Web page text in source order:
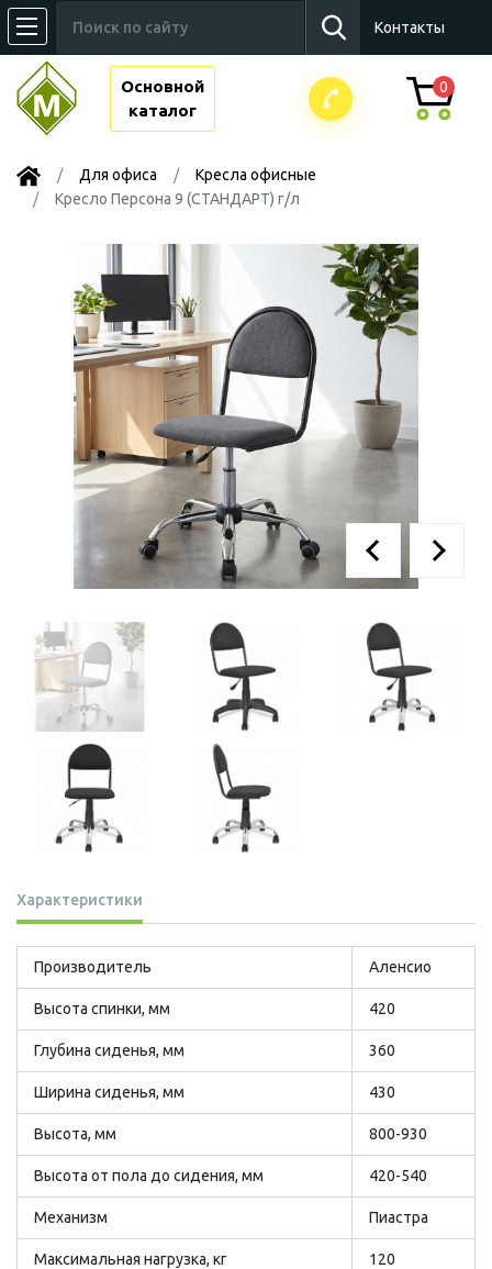
Контакты
Основной
каталог
0
Для офиса
Kресла офисные
Кресло Персона 9 (СТАНДАРТ) г/л
Характеристики
Производитель Аленсио
Высота спинки, мм 420
Глубина сиденья, мм 360
Ширина сиденья, мм 430
Высота, мм 800-930
Высота от пола до сидения, мм 420-540
Механизм Пиастра
Максимальная нагрузка, кг 120